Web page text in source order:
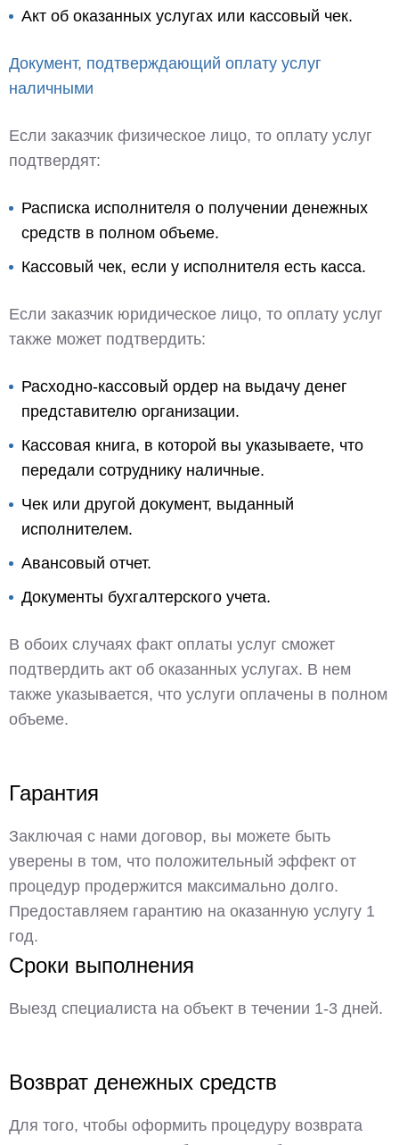
Сроки выполнения
Выезд специалиста на объект в течении 1-3 дней.
Возврат денежных средств
Для того, чтобы оформить процедуру возврата
Акт об оказанных услугах или кассовый чек.
Документ, подтверждающий оплату услуг
наличными
Если заказчик физическое лицо, то оплату услуг
подтвердят:
Расписка исполнителя о получении денежных
средств в полном объеме.
Кассовый чек, если у исполнителя есть касса.
Если заказчик юридическое лицо, то оплату услуг
также может подтвердить:
Расходно-кассовый ордер на выдачу денег
представителю организации.
Кассовая книга, в которой вы указываете, что
передали сотруднику наличные.
Чек или другой документ, выданный
исполнителем.
Авансовый отчет.
Документы бухгалтерского учета.
В обоих случаях факт оплаты услуг сможет
подтвердить акт об оказанных услугах. В нем
также указывается, что услуги оплачены в полном
объеме.
Гарантия
Заключая с нами договор, вы можете быть
уверены в том, что положительный эффект от
процедур продержится максимально долго.
Предоставляем гарантию на оказанную услугу 1
год.